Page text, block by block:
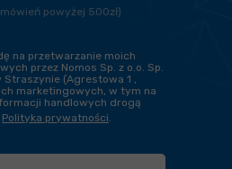
powyżej 500zł)
na przetwarzanie moich
przez Nomos Sp. z o.o. Sp.
Straszynie (Agrestowa 1 ,
marketingowych, w tym na
handlowych drogą
Polityka prywatności